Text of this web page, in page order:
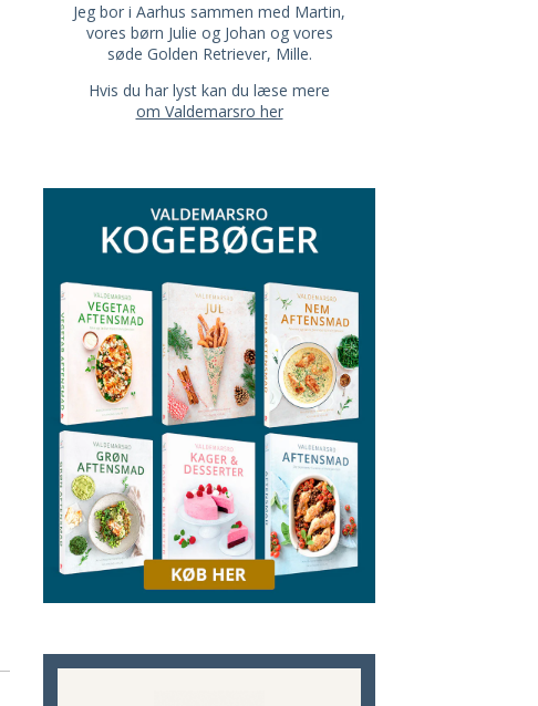
Jeg bor i Aarhus sammen med Martin,
vores børn Julie og Johan og vores
søde Golden Retriever, Mille.
Hvis du har lyst kan du læse mere
om Valdemarsro her